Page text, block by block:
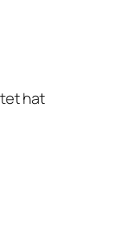
hat